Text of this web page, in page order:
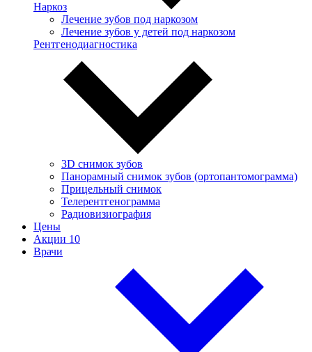
Наркоз
Лечение зубов под наркозом
Лечение зубов у детей под наркозом
Рентгенодиагностика
3D снимок зубов
Панорамный снимок зубов (ортопантомограмма)
Прицельный снимок
Телерентгенограмма
Радиовизиография
Цены
Акции 10
Врачи